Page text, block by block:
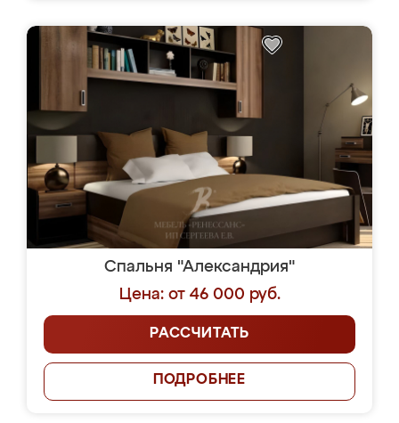
Спальня "Александрия"
Цена: от 46 000 руб.
РАССЧИТАТЬ
ПОДРОБНЕЕ